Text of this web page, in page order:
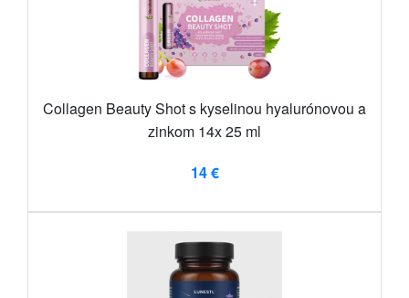
Collagen Beauty Shot s kyselinou hyalurónovou a
zinkom 14x 25 ml
14 €